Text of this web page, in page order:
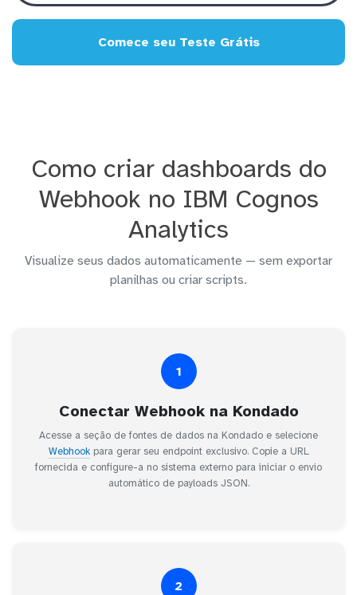
Comece seu Teste Grátis
Como criar dashboards do
Webhook no IBM Cognos
Analytics
Visualize seus dados automaticamente — sem exportar
planilhas ou criar scripts.
1
Conectar Webhook na Kondado
Acesse a seção de fontes de dados na Kondado e selecione
Webhookpara gerar seu endpoint exclusivo. Copie a URL
fornecida e configure-a no sistema externo para iniciar o envio
automático de payloads JSON.
2